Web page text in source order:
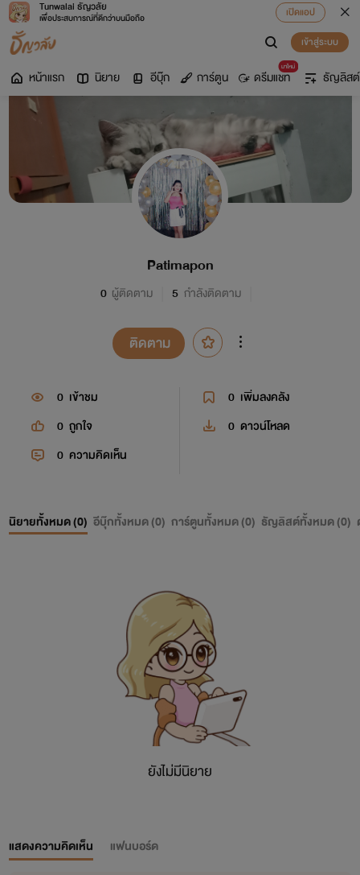
Tunwalai ธัญวลัย
เพื่อประสบการณ์ที่ดีกว่าบนมือถือ
เปิดแอป
เข้าสู่ระบบ
หน้าแรก นิยาย อีบุ๊ก การ์ตูน
มาใหม่
ดรีมแชท ธัญลิสต์
Patimapon
0 ผู้ติดตาม 5 กำลังติดตาม
ติดตาม
0 เข้าชม 0 เพิ่มลงคลัง
0 ถูกใจ 0 ดาวน์โหลด
0 ความคิดเห็น
นิยายทั้งหมด (0) อีบุ๊กทั้งหมด (0) การ์ตูนทั้งหมด (0) ธัญลิสต์ทั้งหมด (0)
ยังไม่มีนิยาย
แสดงความคิดเห็น แฟนบอร์ด